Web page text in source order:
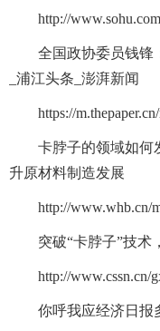
http://
全国政协委员钱锋
_浦江头条_澎湃新闻
https://
卡脖子的领域如何
升原材料制造发展
http://www.whb.cn/
突破“卡脖子”技术
http://www.cssn.cn/
你呼我应经济日报